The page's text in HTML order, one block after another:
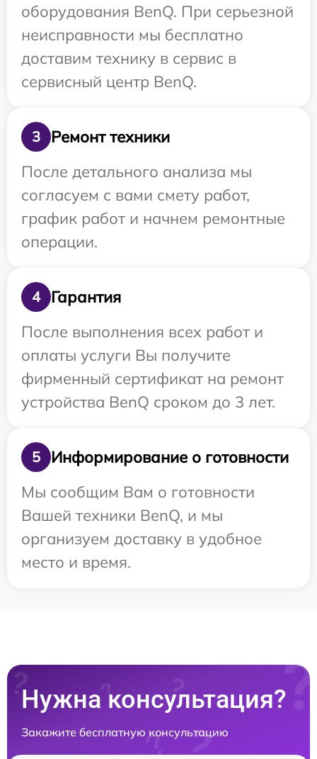
оборудования BenQ. При серьезной
неисправности мы бесплатно
доставим технику в сервис в
сервисный центр BenQ.
3
Ремонт техники
После детального анализа мы
согласуем с вами смету работ,
график работ и начнем ремонтные
операции.
4
Гарантия
После выполнения всех работ и
оплаты услуги Вы получите
фирменный сертификат на ремонт
устройства BenQ сроком до 3 лет.
5
Информирование о готовности
Мы сообщим Вам о готовности
Вашей техники BenQ, и мы
организуем доставку в удобное
место и время.
Нужна консультация?
Закажите бесплатную консультацию